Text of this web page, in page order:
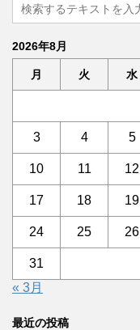
2026年8月
月 火 水
3 4 5
10 11 12
17 18 19
24 25 26
31
« 3月
最近の投稿